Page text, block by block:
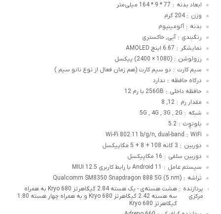
ابعاد بدنه : 77 * 9 * 164 میلی‌متر
وزن : 204 گرم
بدنه : آلومینیوم
رنگبندی : آبی, خاکستری
نمایشگر : 6.67 اینچ AMOLED
رزولوشن : (1080 × 2400) پیکسل
سیم کارت : دو سیم کارت (هم زمان فعال از نوع نانو سیم )
درگاه حافظه : ندارد
حافظه داخلی : 256GB با رم 12
مقدار رم :
12, 8
شبکه :
5G , 4G , 3G , 2G
بلوتوٍث :
5.2
WiFi
:
Wi-Fi 802.11 b/g/n, dual-band
دوربین : 3 گانه 108 + 8 + 5 مگاپیکسل
دوربین سلفی : 16 مگاپیکسل
سیستم عامل : Android 11 با رابط کاربری MIUI 12.5
تراشه :
Qualcomm SM8350 Snapdragon 888 5G (5 nm)
پردازنده
مرکزی
:
هشت هسته‌ی - یک هسته 2.84 گیگاهرتز Kryo 680 به همراه
سه هسته 2.42 گیگاهرتز Kryo 680 و به همراه چهار هسته 1.80
گیگاهرتز Kryo 680